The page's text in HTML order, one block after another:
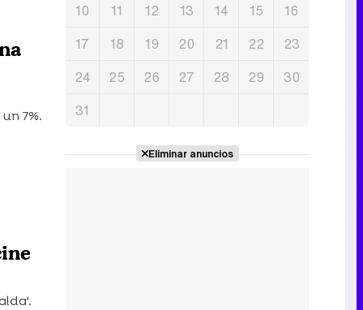
7%.
10
11 12 13 14 15
16
17
18 19 20 21 22
23
24
25 26 27 28 29
30
31
Eliminar anuncios